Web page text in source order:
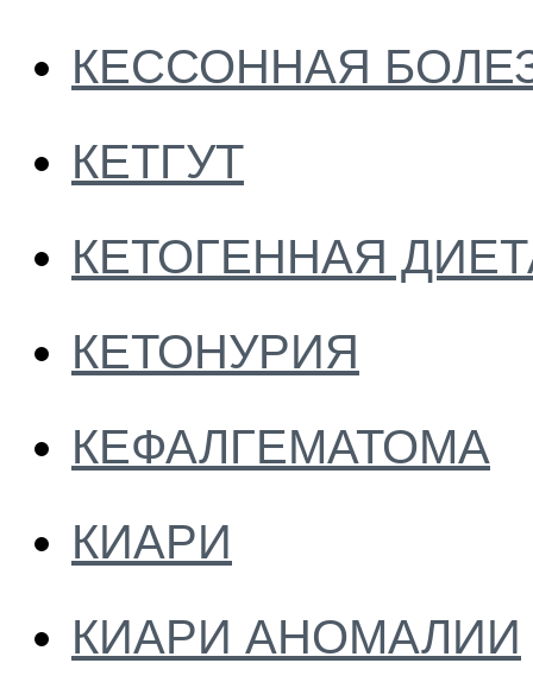
КЕССОННАЯ
КЕТГУТ
КЕТОГЕННАЯ
КЕТОНУРИЯ
КЕФАЛГЕМАТОМА
КИАРИ
КИАРИ АНОМАЛИИ